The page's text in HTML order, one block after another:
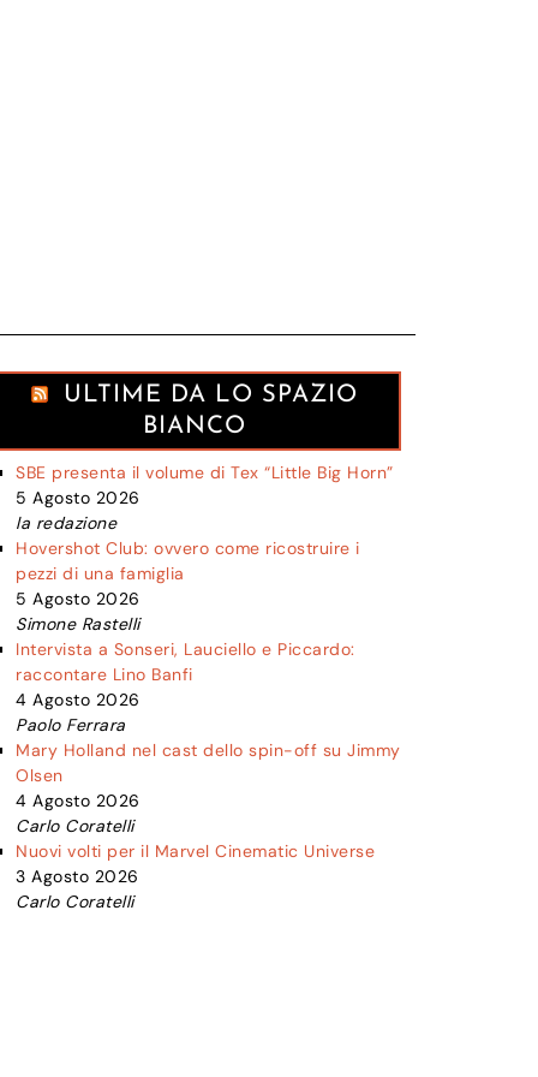
ULTIME DA LO SPAZIO
BIANCO
SBE presenta il volume di Tex “Little Big Horn”
5 Agosto 2026
la redazione
Hovershot Club: ovvero come ricostruire i
pezzi di una famiglia
5 Agosto 2026
Simone Rastelli
Intervista a Sonseri, Lauciello e Piccardo:
raccontare Lino Banfi
4 Agosto 2026
Paolo Ferrara
Mary Holland nel cast dello spin-off su Jimmy
Olsen
4 Agosto 2026
Carlo Coratelli
Nuovi volti per il Marvel Cinematic Universe
3 Agosto 2026
Carlo Coratelli